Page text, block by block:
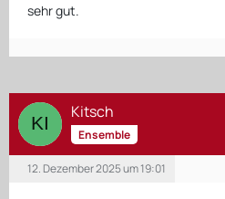
sehr gut.
Kitsch
Ensemble
12. Dezember 2025 um 19:01